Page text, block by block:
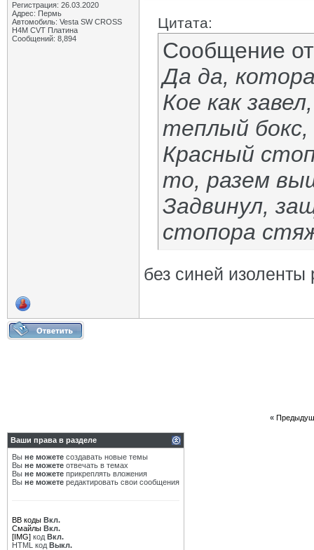
Регистрация: 26.03.2020
Адрес: Пермь
Автомобиль: Vesta SW CROSS
H4M CVT Платина
Сообщений: 8,894
Цитата:
Сообщение
Да да,
Кое как
теплый бокс,
Красный
то, разем
Задвинул,
стопора
без синей изоленты
«
Ваши права в разделе
Вы не можете создавать новые темы
Вы не можете отвечать в темах
Вы не можете прикреплять вложения
Вы не можете редактировать свои сообщения
BB коды Вкл.
Смайлы Вкл.
[IMG] код Вкл.
HTML код Выкл.